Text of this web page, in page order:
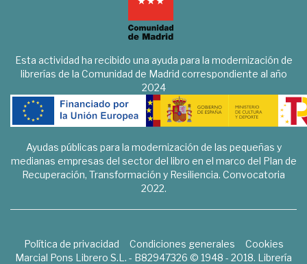
Esta actividad ha recibido una ayuda para la modernización de
librerías de la Comunidad de Madrid correspondiente al año
2024
Ayudas públicas para la modernización de las pequeñas y
medianas empresas del sector del libro en el marco del Plan de
Recuperación, Transformación y Resiliencia. Convocatoria
2022.
Política de privacidad Condiciones generales
Cookies
Marcial Pons Librero S.L. - B82947326 © 1948 - 2018. Librería